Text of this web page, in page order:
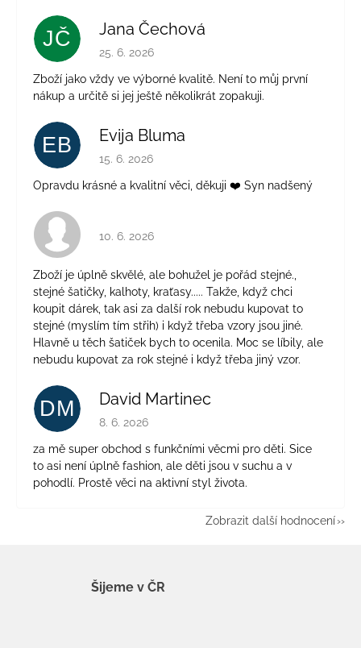
JČ Jana Čechová
Hodnocení obchodu je 5 z 5 hvězdiček.
25. 6. 2026
Zboží jako vždy ve výborné kvalitě. Není to můj první
nákup a určitě si jej ještě několikrát zopakuji.
EB Evija Bluma
Hodnocení obchodu je 5 z 5 hvězdiček.
15. 6. 2026
Opravdu krásné a kvalitní věci, děkuji ❤️ Syn nadšený
Hodnocení obchodu je 4 z 5 hvězdiček.
10. 6. 2026
Zboží je úplně skvělé, ale bohužel je pořád stejné.,
stejné šatičky, kalhoty, kraťasy..... Takže, když chci
koupit dárek, tak asi za další rok nebudu kupovat to
stejné (myslím tím střih) i když třeba vzory jsou jiné.
Hlavně u těch šatiček bych to ocenila. Moc se líbily, ale
nebudu kupovat za rok stejné i když třeba jiný vzor.
DM David Martinec
Hodnocení obchodu je 5 z 5 hvězdiček.
8. 6. 2026
za mě super obchod s funkčními věcmi pro děti. Sice
to asi není úplně fashion, ale děti jsou v suchu a v
pohodlí. Prostě věci na aktivní styl života.
Zobrazit další hodnocení
Šijeme v ČR